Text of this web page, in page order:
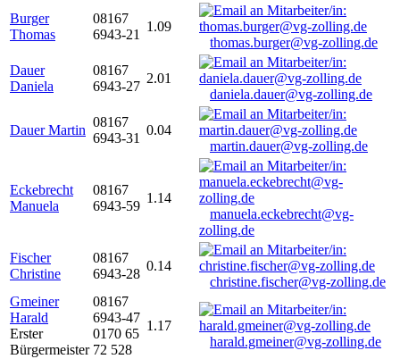
Burger
Thomas
08167
6943-21
1.09
thomas.burger@vg-zolling.de
Dauer
Daniela
08167
6943-27
2.01
daniela.dauer@vg-zolling.de
Dauer Martin
08167
6943-31
0.04
martin.dauer@vg-zolling.de
Eckebrecht
Manuela
08167
6943-59
1.14
manuela.eckebrecht@vg-
zolling.de
Fischer
Christine
08167
6943-28
0.14
christine.fischer@vg-zolling.de
Gmeiner
Harald
Erster
Bürgermeister
08167
6943-47
0170 65
72 528
1.17
harald.gmeiner@vg-zolling.de